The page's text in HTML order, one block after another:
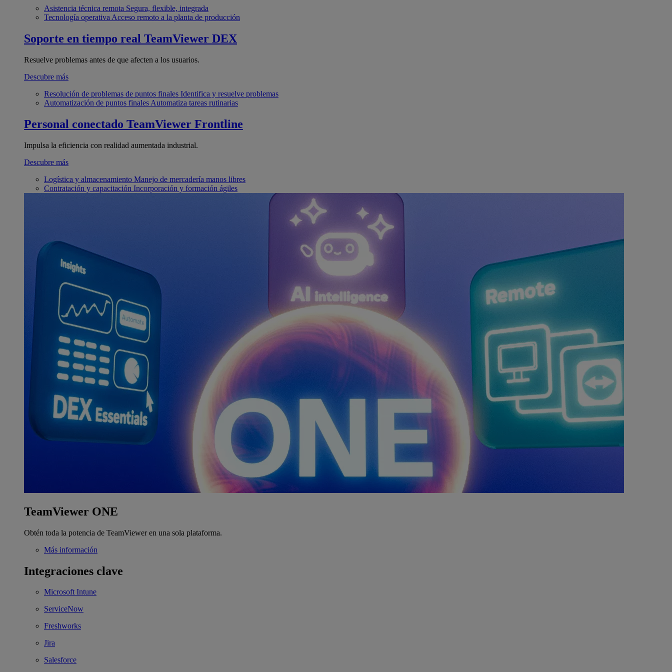
Asistencia técnica remota Segura, flexible, integrada
Tecnología operativa Acceso remoto a la planta de producción
Soporte en tiempo real TeamViewer DEX
Resuelve problemas antes de que afecten a los usuarios.
Descubre más
Resolución de problemas de puntos finales Identifica y resuelve problemas
Automatización de puntos finales Automatiza tareas rutinarias
Personal conectado TeamViewer Frontline
Impulsa la eficiencia con realidad aumentada industrial.
Descubre más
Logística y almacenamiento Manejo de mercadería manos libres
Contratación y capacitación Incorporación y formación ágiles
TeamViewer ONE
Obtén toda la potencia de TeamViewer en una sola plataforma.
Más información
Integraciones clave
Microsoft Intune
ServiceNow
Freshworks
Jira
Salesforce